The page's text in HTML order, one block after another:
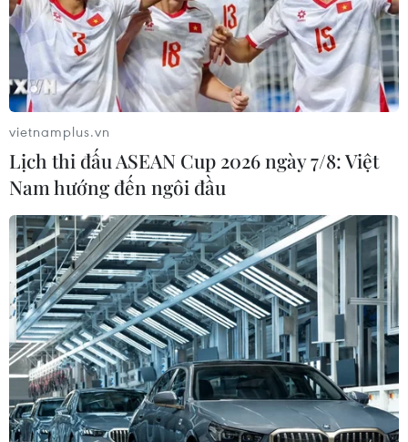
vietnamplus.vn
Lịch thi đấu ASEAN Cup 2026 ngày 7/8: Việt
Nam hướng đến ngôi đầu